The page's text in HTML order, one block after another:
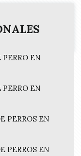
PERRO EN
PERRO EN
PERROS EN
PERROS EN